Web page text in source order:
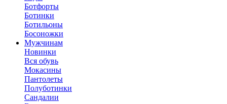
Ботфорты
Ботинки
Ботильоны
Босоножки
Мужчинам
Новинки
Вся обувь
Мокасины
Пантолеты
Полуботинки
Сандалии